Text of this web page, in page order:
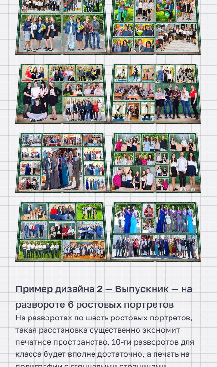
Пример дизайна 2 — Выпускник — на
развороте 6 ростовых портретов
На разворотах по шесть ростовых портретов,
такая расстановка существенно экономит
печатное пространство, 10-ти разворотов для
класса будет вполне достаточно, а печать на